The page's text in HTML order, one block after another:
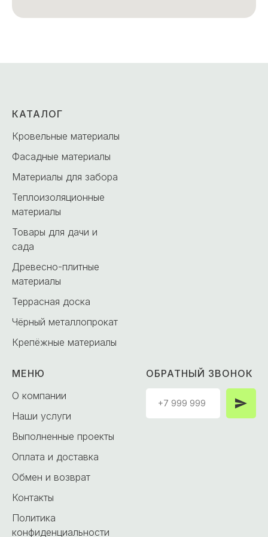
КАТАЛОГ
Кровельные материалы
Фасадные материалы
Материалы для забора
Теплоизоляционные
материалы
Товары для дачи и
сада
Древесно-плитные
материалы
Террасная доска
Чёрный металлопрокат
Крепёжные материалы
МЕНЮ
О компании
Наши услуги
Выполненные проекты
Оплата и доставка
Обмен и возврат
Контакты
Политика
конфиденциальности
ОБРАТНЫЙ ЗВОНОК